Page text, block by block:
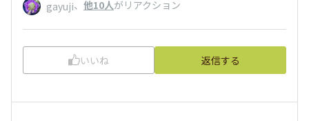
gayuji、 他10人がリアクション
いいね 返信する